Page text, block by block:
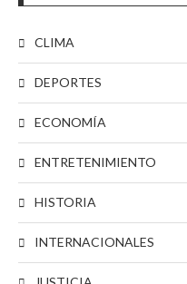
CLIMA
DEPORTES
ECONOMÍA
ENTRETENIMIENTO
HISTORIA
INTERNACIONALES